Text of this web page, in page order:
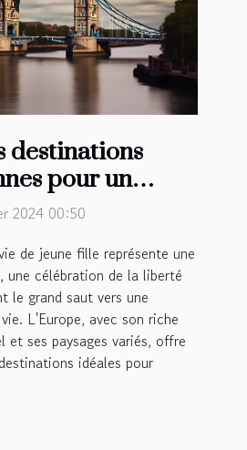
destinations
pour un
de vie de
2024 00:50
de jeune fille représente une
une célébration de la liberté
le grand saut vers une
L'Europe, avec son riche
et ses paysages variés, offre
idéales pour